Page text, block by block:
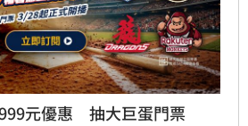
元優惠 抽大巨蛋門票